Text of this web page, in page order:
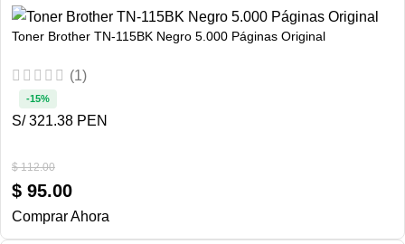
Toner Brother TN-115BK Negro 5.000 Páginas Original
(1)
$112.00
$ 95.00
-15%
S/ 321.38 PEN
Comprar Ahora